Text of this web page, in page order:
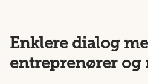
Enklere dialog
entreprenører